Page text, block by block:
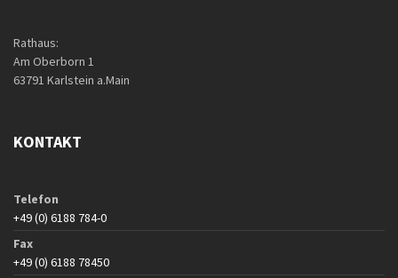
Rathaus:
Am Oberborn 1
63791 Karlstein a.Main
KONTAKT
Telefon
+49 (0) 6188 784-0
Fax
+49 (0) 6188 78450